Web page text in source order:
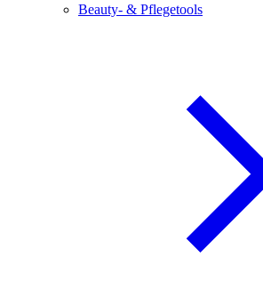
Beauty- & Pflegetools